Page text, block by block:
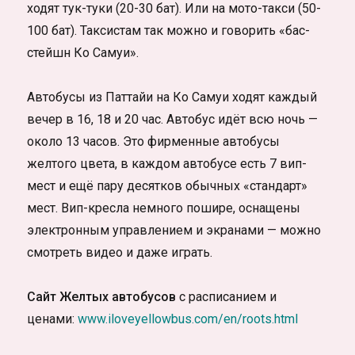
ходят тук-туки (20-30 бат). Или на мото-такси (50-
100 бат). Таксистам так можно и говорить «бас-
стейшн Ко Самуи».
Автобусы из Паттайи на Ко Самуи ходят каждый
вечер в 16, 18 и 20 час. Автобус идёт всю ночь —
около 13 часов. Это фирменные автобусы
желтого цвета, в каждом автобусе есть 7 вип-
мест и ещё пару десятков обычных «стандарт»
мест. Вип-кресла немного пошире, оснащены
электронным управлением и экранами — можно
смотреть видео и даже играть.
Сайт Желтых автобусов с расписанием и
ценами:www.iloveyellowbus.com/en/roots.html